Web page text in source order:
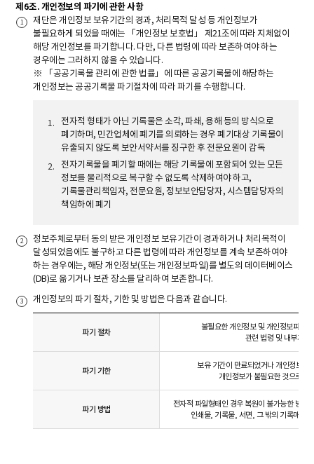
제6조. 개인정보의 파기에 관한 사항
재단은 개인정보 보유기간의 경과, 처리목적 달성 등 개인정보가
불필요하게 되었을 때에는 「개인정보 보호법」 제21조에 따라 지체없이
해당 개인정보를 파기합니다. 다만, 다른 법령에 따라 보존하여야 하는
경우에는 그러하지 않을 수 있습니다.
※ 「공공기록물 관리에 관한 법률」에 따른 공공기록물에 해당하는
개인정보는 공공기록물 파기절차에 따라 파기를 수행합니다.
전자적 형태가 아닌 기록물은 소각, 파쇄, 용해 등의 방식으로
폐기하며, 민간업체에 폐기를 의뢰하는 경우 폐기대상 기록물이
유출되지 않도록 보안서약서를 징구한 후 전문요원이 감독
전자기록물을 폐기할 때에는 해당 기록물에 포함되어 있는 모든
정보를 물리적으로 복구할 수 없도록 삭제하여야 하고,
기록물관리책임자, 전문요원, 정보보안담당자, 시스템담당자의
책임하에 폐기
정보주체로부터 동의 받은 개인정보 보유기간이 경과하거나 처리목적이
달성되었음에도 불구하고 다른 법령에 따라 개인정보를 계속 보존하여야
하는 경우에는, 해당 개인정보(또는 개인정보파일)를 별도의 데이터베이스
(DB)로 옮기거나 보관 장소를 달리하여 보존합니다.
개인정보의 파기 절차, 기한 및 방법은 다음과 같습니다.
파기 절차
불필요한 개인정보 및 개인정보파일
관련 법령 및 내부계획
파기 기한
보유 기간이 만료되었거나 개인정보의
개인정보가 불필요한 것으로 인
파기 방법
전자적 파일형태인 경우 복원이 불가능한 방법
인쇄물, 기록물, 서면, 그 밖의 기록매체